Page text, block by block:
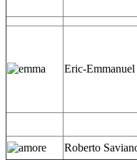
Eric-
Roberto